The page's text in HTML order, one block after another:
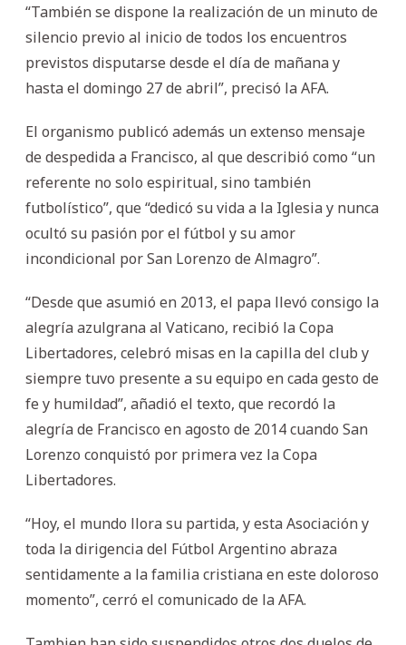
“También se dispone la realización de un minuto de
silencio previo al inicio de todos los encuentros
previstos disputarse desde el día de mañana y
hasta el domingo 27 de abril”, precisó la AFA.
El organismo publicó además un extenso mensaje
de despedida a Francisco, al que describió como “un
referente no solo espiritual, sino también
futbolístico”, que “dedicó su vida a la Iglesia y nunca
ocultó su pasión por el fútbol y su amor
incondicional por San Lorenzo de Almagro”.
“Desde que asumió en 2013, el papa llevó consigo la
alegría azulgrana al Vaticano, recibió la Copa
Libertadores, celebró misas en la capilla del club y
siempre tuvo presente a su equipo en cada gesto de
fe y humildad”, añadió el texto, que recordó la
alegría de Francisco en agosto de 2014 cuando San
Lorenzo conquistó por primera vez la Copa
Libertadores.
“Hoy, el mundo llora su partida, y esta Asociación y
toda la dirigencia del Fútbol Argentino abraza
sentidamente a la familia cristiana en este doloroso
momento”, cerró el comunicado de la AFA.